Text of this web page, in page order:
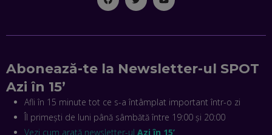
NICOLAE ȚIBRIGAN, DIGITAL FORENSIC TEAM: CUM ÎȚI DAI
EP. 46
MIHAI CEPOI, JOBFUL: SCHIMBĂM MODUL ÎN CARE APLICI
LA JOB! CUM DEMONSTREZI ABILITĂȚI ȘI CÂȘTIGI PREMII
EP. 45
ANTONIO ENACHE, SENSE4FIT: CUM TE AJUTĂ
Abonează-te la Newsletter-ul SPOT
Azi în 15’
Afli în 15 minute tot ce s-a întâmplat important într-o zi
Îl primești de luni până sâmbătă între 19:00 și 20:00
Vezi cum arată newsletter-ul Azi în 15’